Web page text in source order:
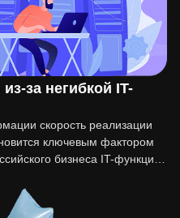
за негибкой IT-
скорость реализации
ключевым фактором
бизнеса IT-функция
Она напрямую влияет на